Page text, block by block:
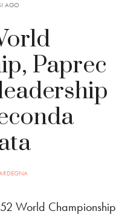
AGO
Paprec
World Championship